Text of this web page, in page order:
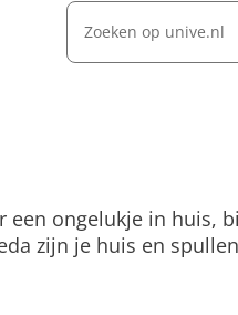
Zoeken op unive.nl
een ongelukje in huis,
zijn je huis en